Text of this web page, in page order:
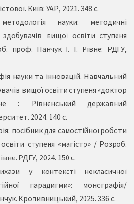
Київ: УАР, 2021. 348 с.
науки: методичні
здобувачів вищої освіти ступеня
проф. Панчук І. І. Рівне: РДГУ,
науки та інновацій. Навчальний
вищої освіти ступеня «доктор
: Рівненський державний
2024. 140 с.
посібник для самостійної роботи
ступеня «магістр» / Розроб.
РДГУ, 2024. 150 с.
у контексті некласичної
парадигми»: монографія/
Кропивницький, 2025. 336 с.